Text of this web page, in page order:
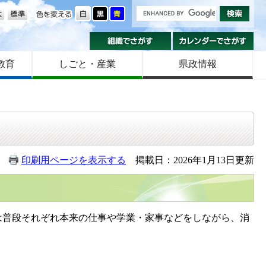
色を変える
大きさ
組織でさがす
育 しごと・産業 県政情報
印刷用ページを表示する 掲載日：2026年1月13日更新
それぞれ本来の仕事や学業・家事などをしながら、消